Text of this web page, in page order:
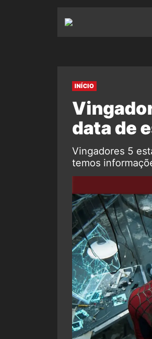
INÍCIO
data de
Vingadores 5
temos